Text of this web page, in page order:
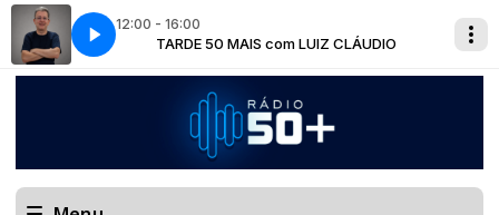
12:00 - 16:00
TARDE 50 MAIS com LUIZ CLÁUDIO